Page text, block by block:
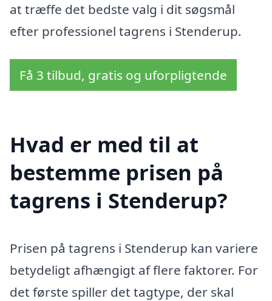
at træffe det bedste valg i dit søgsmål
efter professionel tagrens i Stenderup.
Få 3 tilbud, gratis og uforpligtende
Hvad er med til at
bestemme prisen på
tagrens i Stenderup?
Prisen på tagrens i Stenderup kan variere
betydeligt afhængigt af flere faktorer. For
det første spiller det tagtype, der skal